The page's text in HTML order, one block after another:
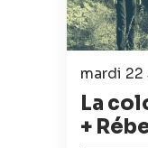
mardi
La
+